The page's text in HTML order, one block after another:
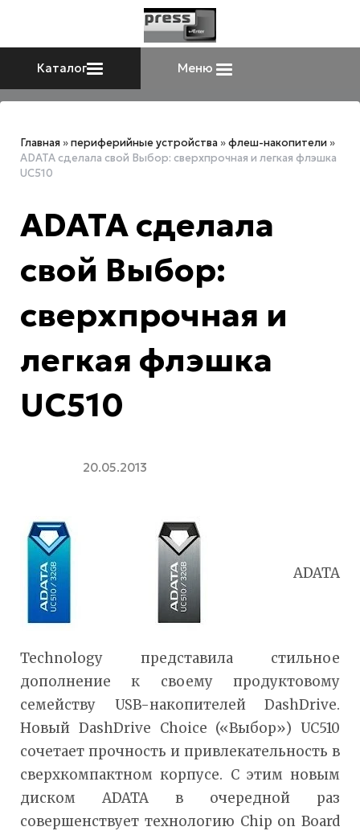
Каталог Меню
Главная »периферийные устройства »флеш-накопители »
ADATA сделала свой Выбор: сверхпрочная и легкая флэшка
UC510
ADATA сделала
свой Выбор:
сверхпрочная и
легкая флэшка
UC510
20.05.2013
ADATA
Technology представила стильное
дополнение к своему продуктовому
семейству USB-накопителей DashDrive.
Новый DashDrive Choice («Выбор») UC510
сочетает прочность и привлекательность в
сверхкомпактном корпусе. С этим новым
диском ADATA в очередной раз
совершенствует технологию Chip on Board